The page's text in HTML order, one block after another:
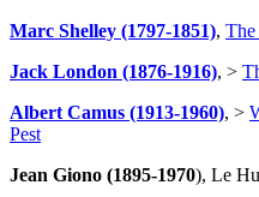
Marc Shelley (1797-1851), The
Jack London (1876-1916), >
Albert Camus (1913-1960), >
Pest
Jean Giono (1895-1970), Le